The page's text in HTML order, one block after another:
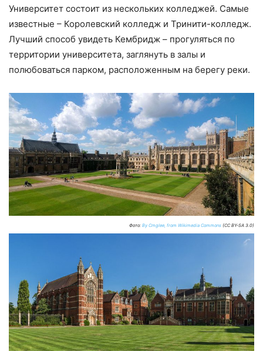
Университет состоит из нескольких колледжей. Самые
известные – Королевский колледж и Тринити-колледж.
Лучший способ увидеть Кембридж – прогуляться по
территории университета, заглянуть в залы и
полюбоваться парком, расположенным на берегу реки.
Фото: By Cmglee, from Wikimedia Commons (CC BY-SA 3.0)